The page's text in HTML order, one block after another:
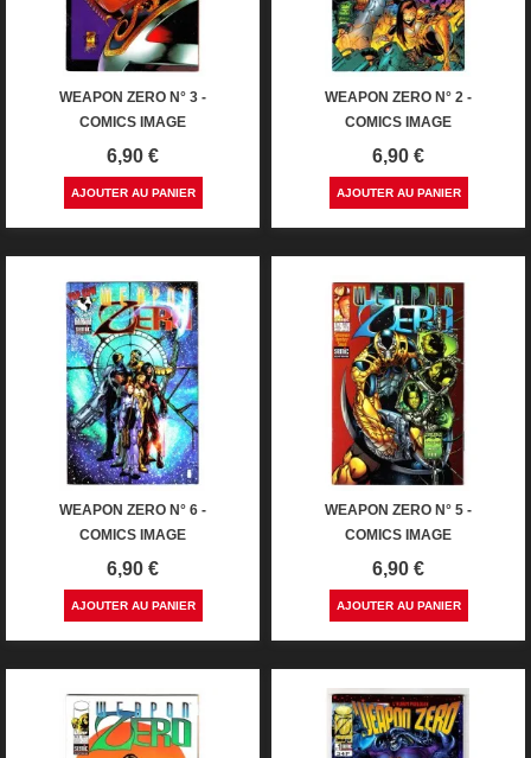
WEAPON ZERO N° 3 -
COMICS IMAGE
Prix
6,90 €
AJOUTER AU PANIER
WEAPON ZERO N° 2 -
COMICS IMAGE
Prix
6,90 €
AJOUTER AU PANIER
WEAPON ZERO N° 6 -
COMICS IMAGE
Prix
6,90 €
AJOUTER AU PANIER
WEAPON ZERO N° 5 -
COMICS IMAGE
Prix
6,90 €
AJOUTER AU PANIER